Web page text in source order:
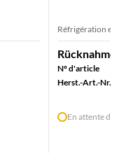
Réfrigération et
N° d'article
Herst.-Art.-Nr.:
En attente